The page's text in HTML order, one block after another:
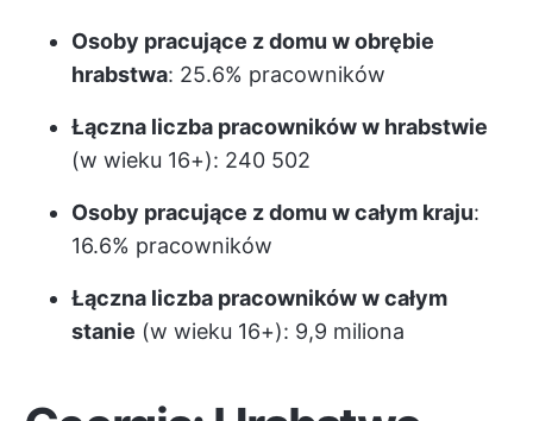
Osoby pracujące z domu w obrębie
hrabstwa: 25.6% pracowników
Łączna liczba pracowników w hrabstwie
(w wieku 16+): 240 502
Osoby pracujące z domu w całym kraju:
16.6% pracowników
Łączna liczba pracowników w całym
stanie (w wieku 16+): 9,9 miliona